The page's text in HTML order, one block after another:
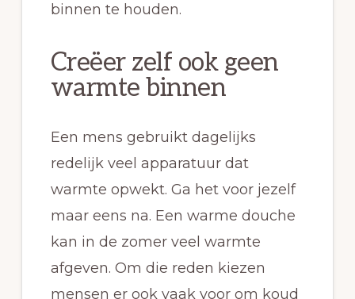
binnen te houden.
Creëer zelf ook geen
warmte binnen
Een mens gebruikt dagelijks
redelijk veel apparatuur dat
warmte opwekt. Ga het voor jezelf
maar eens na. Een warme douche
kan in de zomer veel warmte
afgeven. Om die reden kiezen
mensen er ook vaak voor om koud